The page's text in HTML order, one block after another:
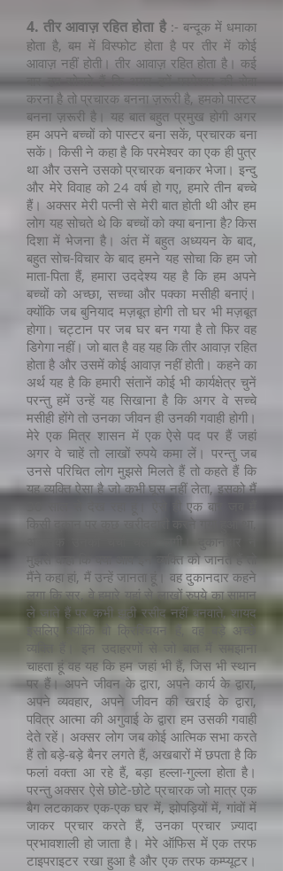
4. तीर आवाज़ रहित होता है:- बन्दूक में धमाका
होता है, बम में विस्फोट होता है पर तीर में कोई
आवाज़ नहीं होती। तीर आवाज़ रहित होता है। कई
बार हम सोचते हैं कि अगर हमें परमेश्वर की सेवा
करना है तो प्रचारक बनना ज़रूरी है, हमको पास्टर
बनना ज़रूरी है। यह बात बहुत प्रमुख होगी अगर
हम अपने बच्चों को पास्टर बना सकें, प्रचारक बना
सकें। किसी ने कहा है कि परमेश्वर का एक ही पुत्र
था और उसने उसको प्रचारक बनाकर भेजा। इन्दु
और मेरे विवाह को 24 वर्ष हो गए, हमारे तीन बच्चे
हैं। अक्सर मेरी पत्नी से मेरी बात होती थी और हम
लोग यह सोचते थे कि बच्चों को क्या बनाना है? किस
दिशा में भेजना है। अंत में बहुत अध्ययन के बाद,
बहुत सोच-विचार के बाद हमने यह सोचा कि हम जो
माता-पिता हैं, हमारा उददेश्य यह है कि हम अपने
बच्चों को अच्छा, सच्चा और पक्का मसीही बनाएं।
क्योंकि जब बुनियाद मज़बूत होगी तो घर भी मज़बूत
होगा। चट्टान पर जब घर बन गया है तो फिर वह
डिगेगा नहीं। जो बात है वह यह कि तीर आवाज़ रहित
होता है और उसमें कोई आवाज़ नहीं होती। कहने का
अर्थ यह है कि हमारी संतानें कोई भी कार्यक्षेत्र चुनें
परन्तु हमें उन्हें यह सिखाना है कि अगर वे सच्चे
मसीही होंगे तो उनका जीवन ही उनकी गवाही होगी।
मेरे एक मित्र शासन में एक ऐसे पद पर हैं जहां
अगर वे चाहें तो लाखों रुपये कमा लें। परन्तु जब
उनसे परिचित लोग मुझसे मिलते हैं तो कहते हैं कि
यह व्यक्ति ऐसा है जो कभी घूस नहीं लेता, इसको मैं
30 साल से देख रहा हूं। ऐसे ही एक बार जब मैं
किसी दुकान पर कुछ खरीददारी करने गया हुआ था,
अचानक उनकी चर्चा चलने लगी। दुकानदार ने
मुझसे कहा कि क्या आप इन व्यक्ति को जानते हैं तो
मैंने कहा हां, मैं उन्हें जानता हूं। वह दुकानदार कहने
लगा कि सर, वे हमारे यहां से लाखों रुपये का सामान
ले जाते हैं पर कभी झूठी रसीद नहीं बनवाते, शायद
इसलिए क्योंकि वो क्रिश्चियन हैं, वह बड़े अच्छे
व्यक्ति हैं। इन उदाहरणों से जो बात मैं समझाना
चाहता हूं वह यह कि हम जहां भी हैं, जिस भी स्थान
पर हैं। अपने जीवन के द्वारा, अपने कार्य के द्वारा,
अपने व्यवहार, अपने जीवन की खराई के द्वारा,
पवित्र आत्मा की अगुवाई के द्वारा हम उसकी गवाही
देते रहें। अक्सर लोग जब कोई आत्मिक सभा करते
हैं तो बड़े-बड़े बैनर लगते हैं, अखबारों में छपता है कि
फलां वक्ता आ रहे हैं, बड़ा हल्ला-गुल्ला होता है।
परन्तु अक्सर ऐसे छोटे-छोटे प्रचारक जो मात्र एक
बैग लटकाकर एक-एक घर में, झोपड़ियों में, गांवों में
जाकर प्रचार करते हैं, उनका प्रचार ज़्यादा
प्रभावशाली हो जाता है। मेरे ऑफिस में एक तरफ
टाइपराइटर रखा हुआ है और एक तरफ कम्प्यूटर।